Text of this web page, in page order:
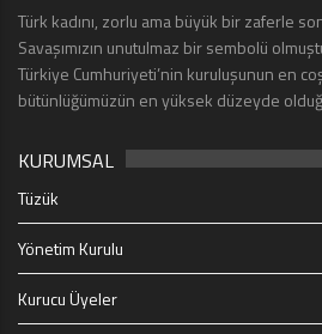
Türk kadını, zorlu ama büyük bir zaferle
Savaşımızın unutulmaz bir sembolü
Türkiye Cumhuriyeti’nin kuruluşunun en
bütünlüğümüzün en yüksek düzeyde
KURUMSAL
Tüzük
Yönetim Kurulu
Kurucu Üyeler